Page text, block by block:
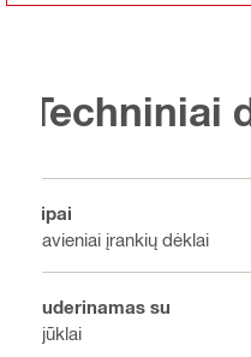
Techniniai
Tipai
Pavieniai įrankių dėklai
Suderinamas su
Pjūklai